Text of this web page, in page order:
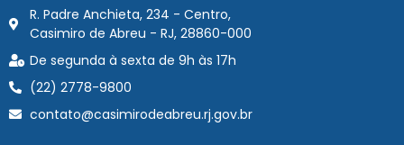
R. Padre Anchieta, 234 - Centro,
Casimiro de Abreu - RJ, 28860-000
De segunda à sexta de 9h às 17h
(22) 2778-9800
contato@casimirodeabreu.rj.gov.br